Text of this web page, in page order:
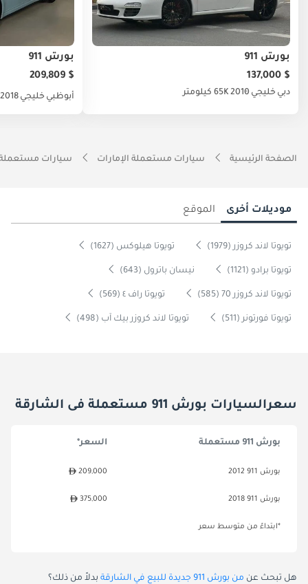
بورش 911
$ 137,000
دبي خليجي 201065K كيلومتر
بورش 911
$ 209,809
أبوظبي خليجي 2018
الصفحة الرئيسية سيارات مستعملة الإمارات سيارات مستعملة
موديلات أخرى الموقع
تويوتا لاند كروزر (1979) تويوتا هيلوكس (1627)
تويوتا برادو (1121) نيسان باترول (643)
تويوتا لاند كروزر 70 (585) تويوتا راف ٤ (569)
تويوتا فورتونر (511) تويوتا لاند كروزر بيك آب (498)
سعرالسيارات بورش 911 مستعملة فى الشارقة
بورش 911 مستعملة السعر*
بورش 911 2012 209,000
بورش 911 2018 375,000
*ابتداءً من متوسط سعر
هل تبحث عن من بورش 911 جديدة للبيع في الشارقة بدلاً من ذلك؟